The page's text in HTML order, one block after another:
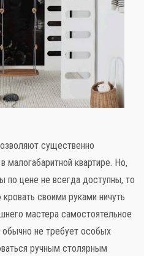
Детские игры
Стихи
Полезный досуг
существенно
малогабаритной квартире. Но,
по цене не всегда доступны, то
своими руками ничуть
мастера самостоятельное
не требует особых
ручным столярным